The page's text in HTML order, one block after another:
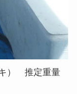
） 推定重量